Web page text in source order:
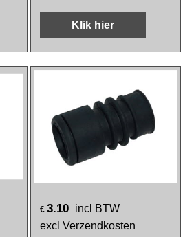
Klik hier
€ 3.10 incl BTW
excl Verzendkosten